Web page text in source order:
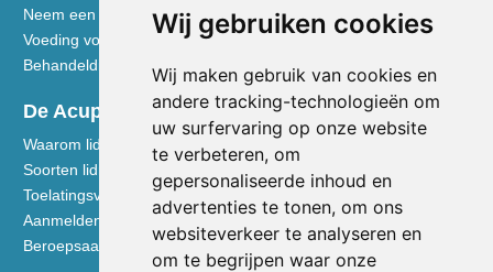
Wij gebruiken cookies
Wij maken gebruik van cookies en
andere tracking-technologieën om
uw surfervaring op onze website
te verbeteren, om
gepersonaliseerde inhoud en
advertenties te tonen, om ons
websiteverkeer te analyseren en
om te begrijpen waar onze
Neem een kijkje in de praktijk
Voeding volgens de Vijf Elementen
Behandeldisciplines - TCG
De Acupuncturist
Waarom lid worden van de NVA
Soorten lidmaatschap NVA
Toelatingsvoorwaarden
Aanmelden voor lidmaatschap
Beroepsaansprakelijkheidsverzekering